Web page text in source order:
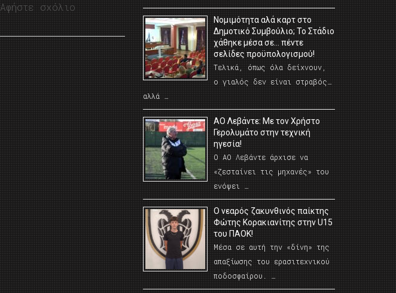
Αφήστε σχόλιο
Νομιμότητα αλά καρτ στο
Δημοτικό Συμβούλιο; Το Στάδιο
χάθηκε μέσα σε… πέντε
σελίδες προϋπολογισμού!
Τελικά, όπως όλα δείχνουν,
ο γιαλός δεν είναι στραβός…
αλλά …
ΑΟ Λεβάντε: Με τον Χρήστο
Γερολυμάτο στην τεχνική
ηγεσία!
Ο ΑΟ Λεβάντε άρχισε να
«ζεσταίνει τις μηχανές» του
ενόψει …
O νεαρός ζακυνθινός παίκτης
Φώτης Κορακιανίτης στην U15
του ΠΑΟΚ!
Μέσα σε αυτή την «δίνη» της
απαξίωσης του ερασιτεχνικού
ποδοσφαίρου. …